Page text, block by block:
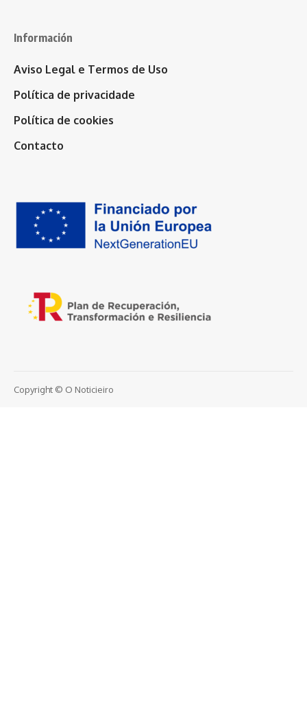
Información
Aviso Legal e Termos de Uso
Política de privacidade
Política de cookies
Contacto
Copyright © O Noticieiro